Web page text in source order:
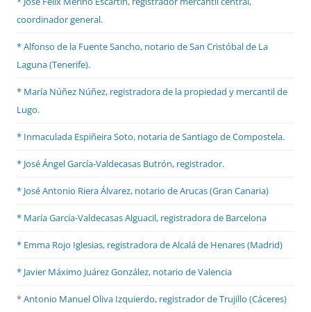
coordinador general.
* Alfonso de la Fuente Sancho, notario de San Cristóbal de La
Laguna (Tenerife).
* María Núñez Núñez, registradora de la propiedad y mercantil de
Lugo.
* Inmaculada Espiñeira Soto, notaria de Santiago de Compostela.
* José Ángel García-Valdecasas Butrón, registrador.
* José Antonio Riera Álvarez, notario de Arucas (Gran Canaria)
* María García-Valdecasas Alguacil, registradora de Barcelona
* Emma Rojo Iglesias, registradora de Alcalá de Henares (Madrid)
* Javier Máximo Juárez González, notario de Valencia
*Antonio Manuel Oliva Izquierdo, registrador de Trujillo (Cáceres)